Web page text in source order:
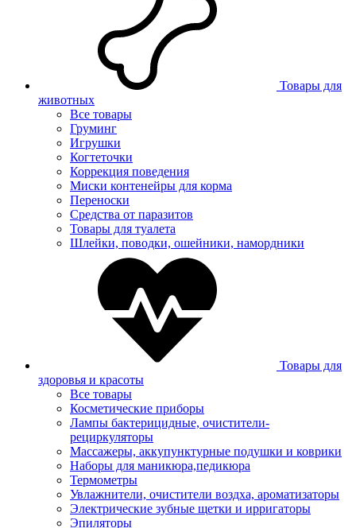
Товары для
животных
Все товары
Груминг
Игрушки
Когтеточки
Коррекция поведения
Миски контенейры для корма
Переноски
Средства от паразитов
Товары для туалета
Шлейки, поводки, ошейники, намордники
Товары для
здоровья и красоты
Все товары
Косметические приборы
Лампы бактерицидные, очистители-
рециркуляторы
Массажеры, аккупунктурные подушки и коврики
Наборы для маникюра,педикюра
Термометры
Увлажнители, очистители воздха, ароматизаторы
Электрические зубные щетки и ирригаторы
Эпиляторы